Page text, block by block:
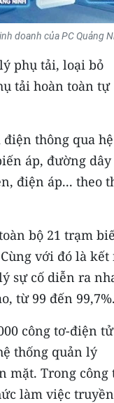
doanh của PC Quảng
phụ tải, loại bỏ
tải hoàn toàn tự
thông qua hệ
áp, đường dây
điện áp... theo
bộ 21 trạm
với đó là kết
sự cố diễn ra
từ 99 đến 99,7%.
công tơ-điện
thống quản lý
mặt. Trong công
làm việc truyền